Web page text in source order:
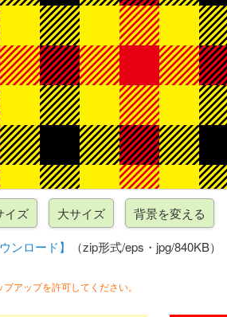
ンロード】 （zip形式/eps・jpg/840KB）
アップを許可してください。